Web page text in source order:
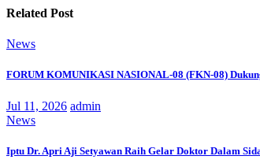
Related Post
News
FORUM KOMUNIKASI NASIONAL-08 (FKN-08)
Jul 11, 2026 admin
News
Iptu Dr. Apri Aji Setyawan Raih Gelar Doktor Dalam